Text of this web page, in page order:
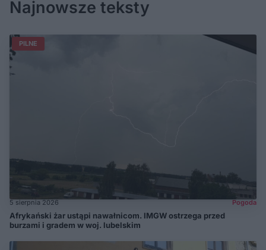
Najnowsze teksty
PILNE
5 sierpnia 2026 Pogoda
Afrykański żar ustąpi nawałnicom. IMGW ostrzega przed
burzami i gradem w woj. lubelskim